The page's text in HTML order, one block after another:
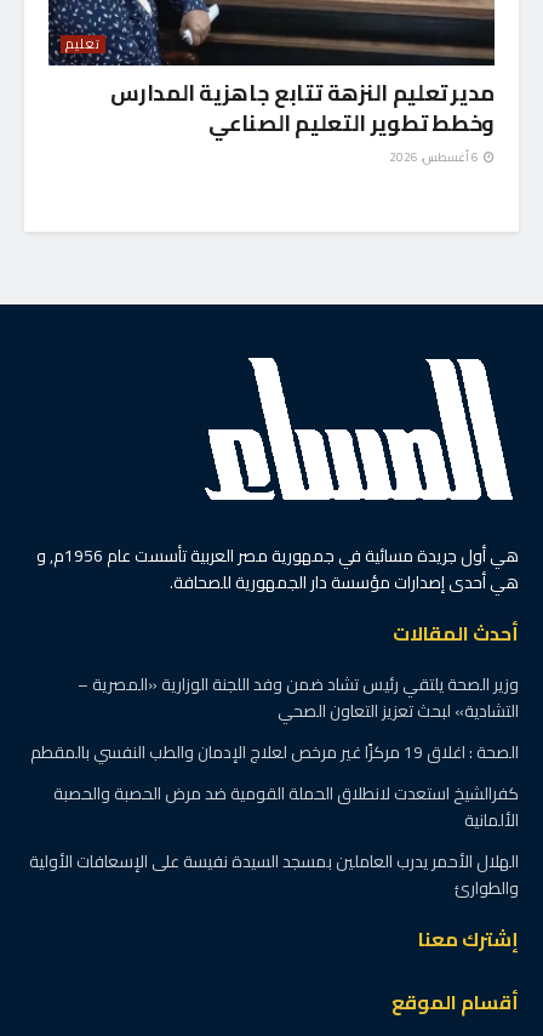
تعليم
مدير تعليم النزهة تتابع جاهزية المدارس
وخطط تطوير التعليم الصناعي
هي أول جريدة مسائية في جمهورية مصر العربية تأسست عام 1956م, و
هي أحدى إصدارات مؤسسة دار الجمهورية للصحافة.
أحدث المقالات
وزير الصحة يلتقي رئيس تشاد ضمن وفد اللجنة الوزارية «المصرية –
التشادية» لبحث تعزيز التعاون الصحي
الصحة : اغلاق 19 مركزًا غير مرخص لعلاج الإدمان والطب النفسي بالمقطم
كفرالشيخ استعدت لانطلاق الحملة القومية ضد مرض الحصبة والحصبة
الألمانية
الهلال الأحمر يدرب العاملين بمسجد السيدة نفيسة على الإسعافات الأولية
والطوارئ
إشترك معنا
أقسام الموقع